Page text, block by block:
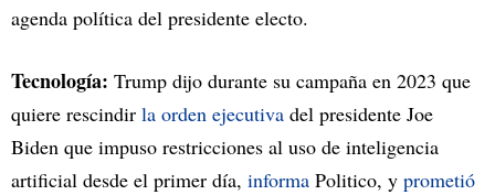
agenda política del presidente electo.
Tecnología: Trump dijo durante su campaña en 2023 que
quiere rescindir la orden ejecutiva del presidente Joe
Biden que impuso restricciones al uso de inteligencia
artificial desde el primer día, informa Politico, y prometió